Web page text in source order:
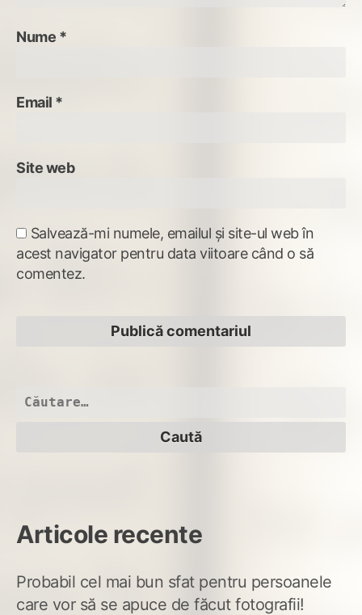
Nume *
Email *
Site web
Salvează-mi numele, emailul și site-ul web în
acest navigator pentru data viitoare când o să
comentez.
Caută
Articole recente
Probabil cel mai bun sfat pentru persoanele
care vor să se apuce de făcut fotografii!